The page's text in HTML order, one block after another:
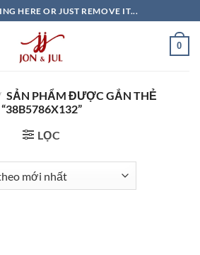
HERE OR JUST REMOVE IT...
0
SẢN PHẨM ĐƯỢC GẮN THẺ
“38B5786X132”
LỌC